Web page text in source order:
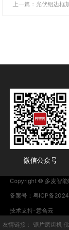
上一篇：光伏铝边框
微信公众号
Copyright © 多麦智能
备案号：粤ICP备
技术支持-意合云
友情链接： 锯片磨齿机